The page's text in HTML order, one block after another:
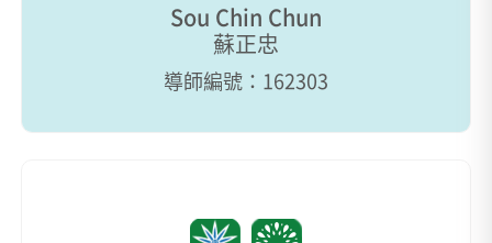
Sou Chin Chun
蘇正忠
導師編號：162303